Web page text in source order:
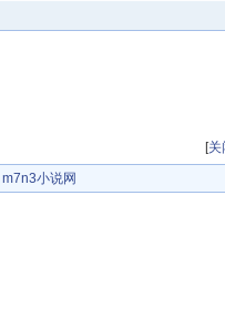
[关
m7n3小说网